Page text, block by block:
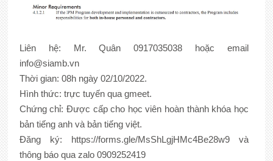
Liên hệ: Mr. Quân 0917035038 hoặc email
info@siamb.vn
Thời gian: 08h ngày 02/10/2022.
Hình thức: trực tuyến qua gmeet.
Chứng chỉ: Được cấp cho học viên hoàn thành khóa học
bản tiếng anh và bản tiếng việt.
Đăng ký: https://forms.gle/MsShLgjHMc4Be28w9 và
thông báo qua zalo 0909252419